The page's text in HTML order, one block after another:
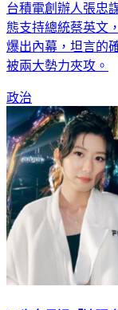
台積電創辦人張忠
態支持總統蔡英文
爆出內幕，坦言的
被兩大勢力夾攻。
政治